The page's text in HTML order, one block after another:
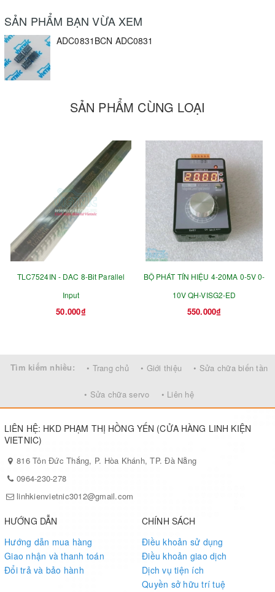
SẢN PHẨM BẠN VỪA XEM
ADC0831BCN ADC0831
SẢN PHẨM CÙNG LOẠI
TLC7524IN - DAC 8-Bit Parallel
Input
50.000₫
BỘ PHÁT TÍN HIỆU 4-20MA 0-5V 0-
10V QH-VISG2-ED
550.000₫
Tìm kiếm nhiều: • Trang chủ • Giới thiệu • Sửa chữa biến tần
• Sửa chữa servo • Liên hệ
LIÊN HỆ: HKD PHẠM THỊ HỒNG YẾN (CỬA HÀNG LINH KIỆN
VIETNIC)
816 Tôn Đức Thắng, P. Hòa Khánh, TP. Đà Nẵng
0964-230-278
linhkienvietnic3012@gmail.com
HƯỚNG DẪN
Hướng dẫn mua hàng
Giao nhận và thanh toán
Đổi trả và bảo hành
CHÍNH SÁCH
Điều khoản sử dụng
Điều khoản giao dịch
Dịch vụ tiện ích
Quyền sở hữu trí tuệ